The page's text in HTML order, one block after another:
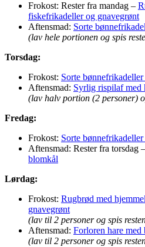
Frokost: Rester fra mandag –
fiskefrikadeller og gnavegrønt
Aftensmad: Sorte
(lav hele portionen og spis
Torsdag:
Frokost: Sorte
Aftensmad: Syrlig rispilaf
(lav halv portion (2 personer)
Fredag:
Frokost: Sorte
Aftensmad: Rester fra torsdag –
blomkål
Lørdag:
Frokost: Rugbrød med
gnavegrønt
(lav til 2 personer og spis
Aftensmad: Forloren hare med
(lav til 2 personer og spis